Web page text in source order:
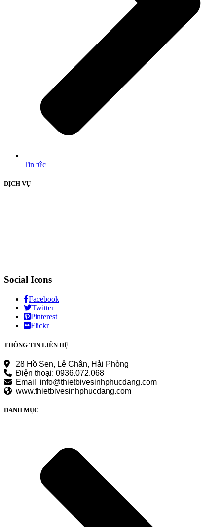
Tin tức
DỊCH VỤ
Social Icons
Facebook
Twitter
Pinterest
Flickr
THÔNG TIN LIÊN HỆ
28 Hồ Sen, Lê Chân, Hải Phòng
Điện thoại: 0936.072.068
Email: info@thietbivesinhphucdang.com
www.thietbivesinhphucdang.com
DANH MỤC